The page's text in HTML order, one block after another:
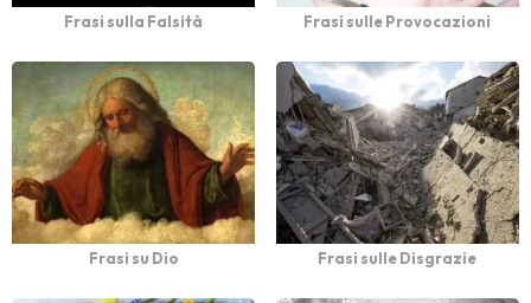
Frasi sulla Falsità Frasi sulle Provocazioni
Frasi su Dio Frasi sulle Disgrazie